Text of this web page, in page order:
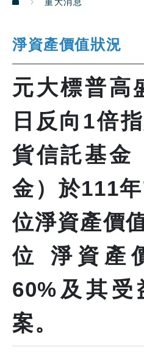
淨資產價值狀況
元大標普高
日反向1倍
貨信託基金
金）於111
位淨資產價
位 淨資產
60%及其受
案。